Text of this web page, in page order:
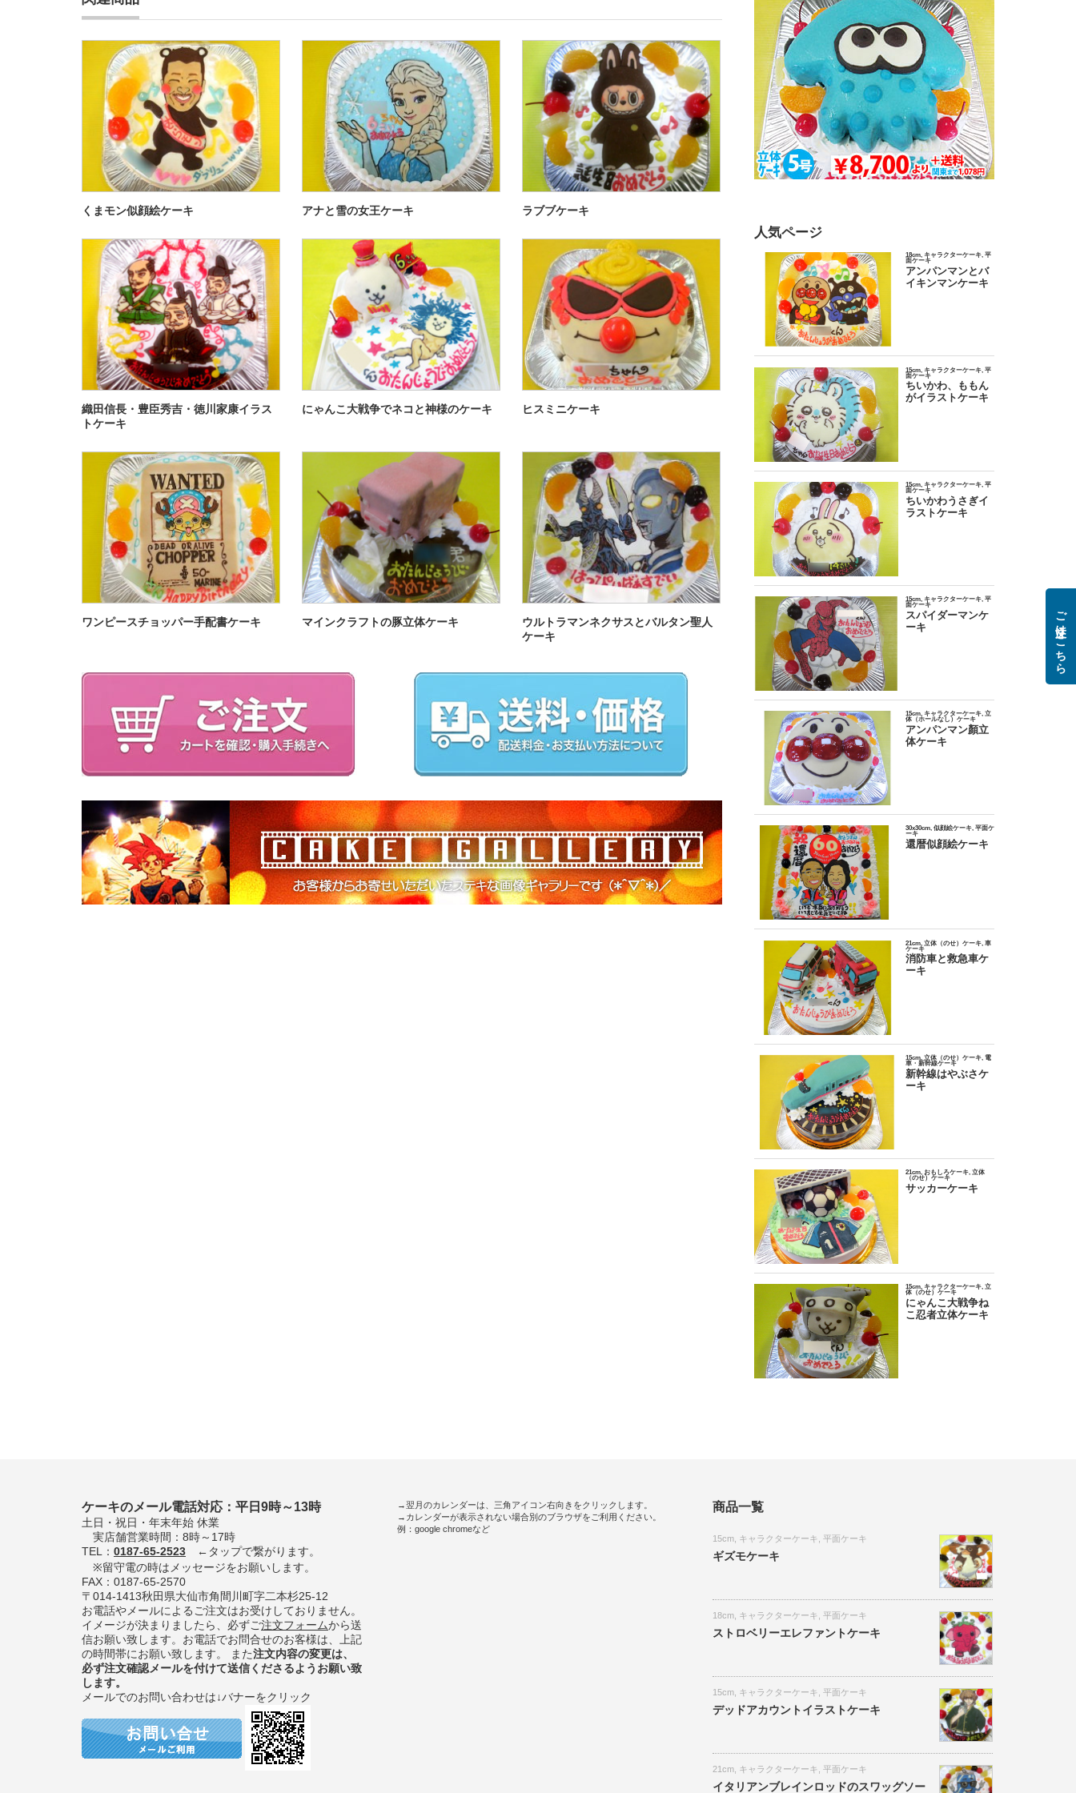
くまモン似顔絵ケーキ アナと雪の女王ケーキ ラブブケーキ
織田信長・豊臣秀吉・徳川家康イラス
トケーキ
にゃんこ大戦争でネコと神様のケーキ ヒスミニケーキ
ワンピースチョッパー手配書ケーキ マインクラフトの豚立体ケーキ
ウルトラマンネクサスとバルタン聖人
ケーキ
人気ページ
ケーキのメール電話対応：平日9時～13時
土日・祝日・年末年始 休業
実店舗営業時間：8時～17時
TEL： 0187-65-2523 ←タップで繋がります。
※留守電の時はメッセージをお願いします。
FAX：0187-65-2570
〒014-1413秋田県大仙市角間川町字二本杉25-12
お電話やメールによるご注文はお受けしておりません。
イメージが決まりましたら、必ずご注文フォームから送
信お願い致します。お電話でお問合せのお客様は、上記
の時間帯にお願い致します。 また注文内容の変更は、
必ず注文確認メールを付けて送信くださるようお願い致
します。
メールでのお問い合わせは↓バナーをクリック
→翌月のカレンダーは、三角アイコン右向きをクリックします。
→カレンダーが表示されない場合別のブラウザをご利用ください。
例：google chromeなど
商品一覧
15cm キャラクターケーキ 平面ケーキ
ギズモケーキ
18cm キャラクターケーキ 平面ケーキ
ストロベリーエレファントケーキ
15cm キャラクターケーキ 平面ケーキ
デッドアカウントイラストケーキ
21cm キャラクターケーキ 平面ケーキ
イタリアンブレインロッドのスワッグソー
ご注文はこちら